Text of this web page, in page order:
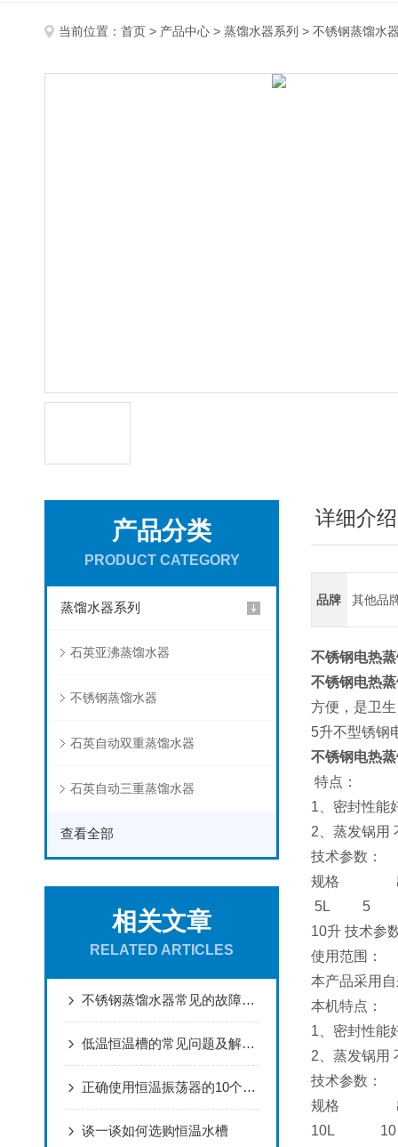
当前位置： 首页 > 产品中心 > 蒸馏水器系列 > 不锈钢蒸馏水
产品分类
PRODUCT CATEGORY
蒸馏水器系列
石英亚沸蒸馏水器
不锈钢蒸馏水器
石英自动双重蒸馏水器
石英自动三重蒸馏水器
查看全部
相关文章
RELATED ARTICLES
不锈钢蒸馏水器常见的故障有哪些？想知道吗？
低温恒温槽的常见问题及解决方法都在这里了！
正确使用恒温振荡器的10个步骤
谈一谈如何选购恒温水槽
详细介绍
品牌 其他品
不锈钢电热
不锈钢电热
方便，是卫
5升不型锈钢
不锈钢电热
特点：
1、密封性能
2、蒸发锅用
技术参数：
规格 出
5L
10升 技术参
使用范围：
本产品采用
本机特点：
1、密封性能
2、蒸发锅用
技术参数：
规格 出
10L